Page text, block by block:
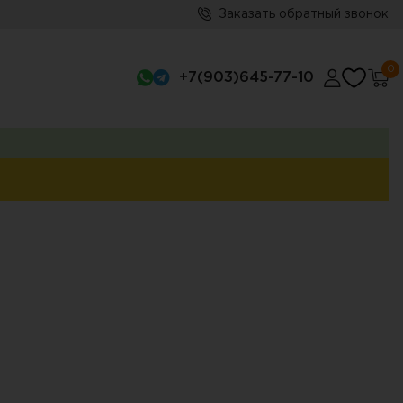
Заказать обратный звонок
+7(903)645-77-10
0